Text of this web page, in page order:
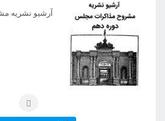
آرشیو نشریه